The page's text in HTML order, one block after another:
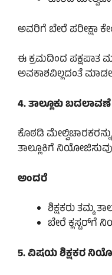
ಅವರಿಗೆ ಬೇರೆ ಪರೀಕ್ಷಾ
ಈ ಕ್ರಮದಿಂದ ಪಕ್ಷಪಾತ
ಅವಕಾಶವಿಲ್ಲದಂತೆ
4. ತಾಲ್ಲೂಕು ಬದಲಾವಣೆ
ಕೊಠಡಿ
ತಾಲ್ಲೂಕಿಗೆ
ಅಂದರೆ
ಶಿಕ್ಷಕರು ತಮ್ಮ
ಬೇರೆ
5. ವಿಷಯ ಶಿಕ್ಷಕರ